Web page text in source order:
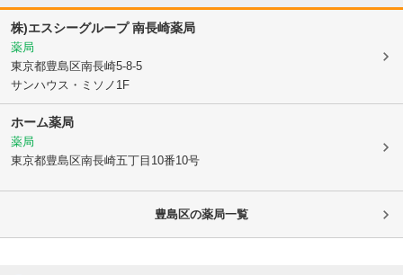
株)エスシーグループ 南長崎薬局
薬局
東京都豊島区南長崎5-8-5
サンハウス・ミソノ1F
ホーム薬局
薬局
東京都豊島区南長崎五丁目10番10号
豊島区の薬局一覧